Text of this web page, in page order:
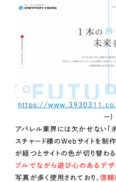
https://
ー)
アパレル業界には欠かせない「糸
スチャード様のWebサイトを制
が経つとサイトの色が切り替わる
プルでながら遊び心のあるデザ
写真が多く使用されており、 信頼